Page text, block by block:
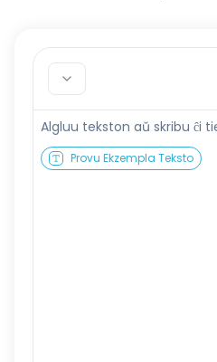
Provu Ekzempla Teksto